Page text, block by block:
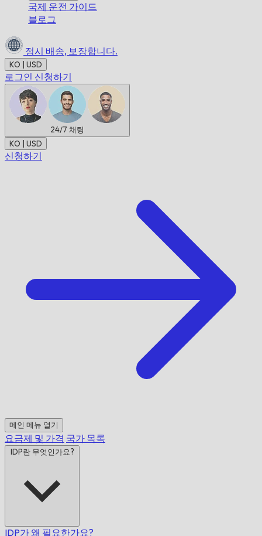
국제 운전 가이드
블로그
정시 배송, 보장합니다.
KO | USD
로그인 신청하기
24/7 채팅
KO | USD
신청하기
메인 메뉴 열기
요금제 및 가격 국가 목록
IDP란 무엇인가요?
IDP가 왜 필요한가요?